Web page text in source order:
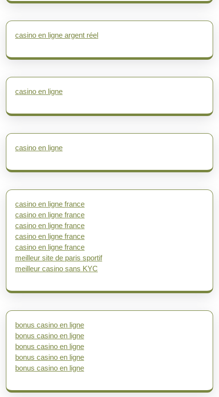
casino en ligne argent réel
casino en ligne
casino en ligne
casino en ligne france
casino en ligne france
casino en ligne france
casino en ligne france
casino en ligne france
meilleur site de paris sportif
meilleur casino sans KYC
bonus casino en ligne
bonus casino en ligne
bonus casino en ligne
bonus casino en ligne
bonus casino en ligne